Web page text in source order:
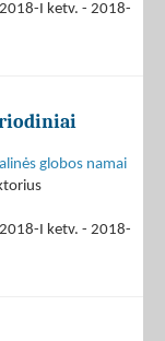
I ketv. - 2018-
globos namai
I ketv. - 2018-